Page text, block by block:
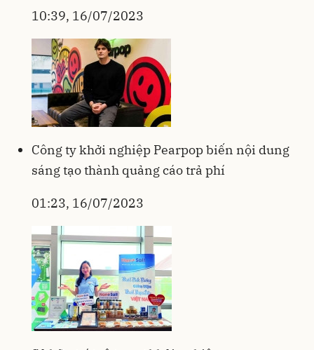
10:39, 16/07/2023
Công ty khởi nghiệp Pearpop biến nội dung
sáng tạo thành quảng cáo trả phí
01:23, 16/07/2023